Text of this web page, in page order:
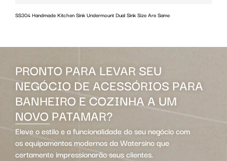
SS304 Handmade Kitchen Sink Undermount Dual Sink Size Are Same
PRONTO PARA LEVAR SEU
NEGÓCIO DE ACESSÓRIOS PARA
BANHEIRO E COZINHA A UM
NOVO PATAMAR?
Eleve o estilo e a funcionalidade do seu negócio com
os equipamentos modernos da Watersino que
certamente impressionarão seus clientes.